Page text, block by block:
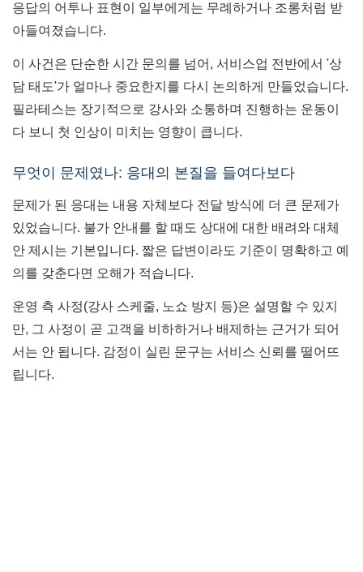
응답의 어투나 표현이 일부에게는 무례하거나 조롱처럼 받
아들여졌습니다.
이 사건은 단순한 시간 문의를 넘어, 서비스업 전반에서 '상
담 태도'가 얼마나 중요한지를 다시 논의하게 만들었습니다.
필라테스는 장기적으로 강사와 소통하며 진행하는 운동이
다 보니 첫 인상이 미치는 영향이 큽니다.
무엇이 문제였나: 응대의 본질을 들여다보다
문제가 된 응대는 내용 자체보다 전달 방식에 더 큰 문제가
있었습니다. 불가 안내를 할 때도 상대에 대한 배려와 대체
안 제시는 기본입니다. 짧은 답변이라도 기준이 명확하고 예
의를 갖춘다면 오해가 적습니다.
운영 측 사정(강사 스케줄, 노쇼 방지 등)은 설명할 수 있지
만, 그 사정이 곧 고객을 비하하거나 배제하는 근거가 되어
서는 안 됩니다. 감정이 실린 문구는 서비스 신뢰를 떨어뜨
립니다.